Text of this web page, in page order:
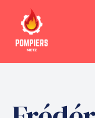
contenu